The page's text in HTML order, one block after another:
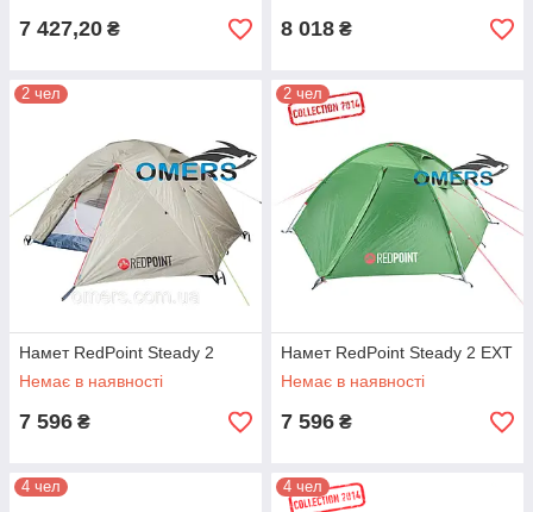
7 427,20 ₴ 8 018 ₴
2 чел
Намет RedPoint Steady 2
Немає в наявності
7 596 ₴
2 чел
Намет RedPoint Steady 2 EXT
Немає в наявності
7 596 ₴
4 чел 4 чел